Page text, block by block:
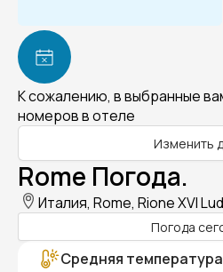
К сожалению, в выбранные
номеров в отеле
Изменить
Rome Погода.
Италия, Rome, Rione XVI
Погода
Средняя